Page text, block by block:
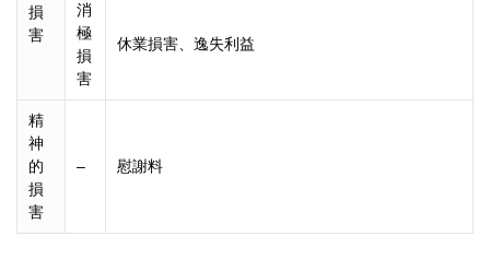
損
害
消
極
損
害
休業損害、逸失利益
精
神
的
損
害
– 慰謝料